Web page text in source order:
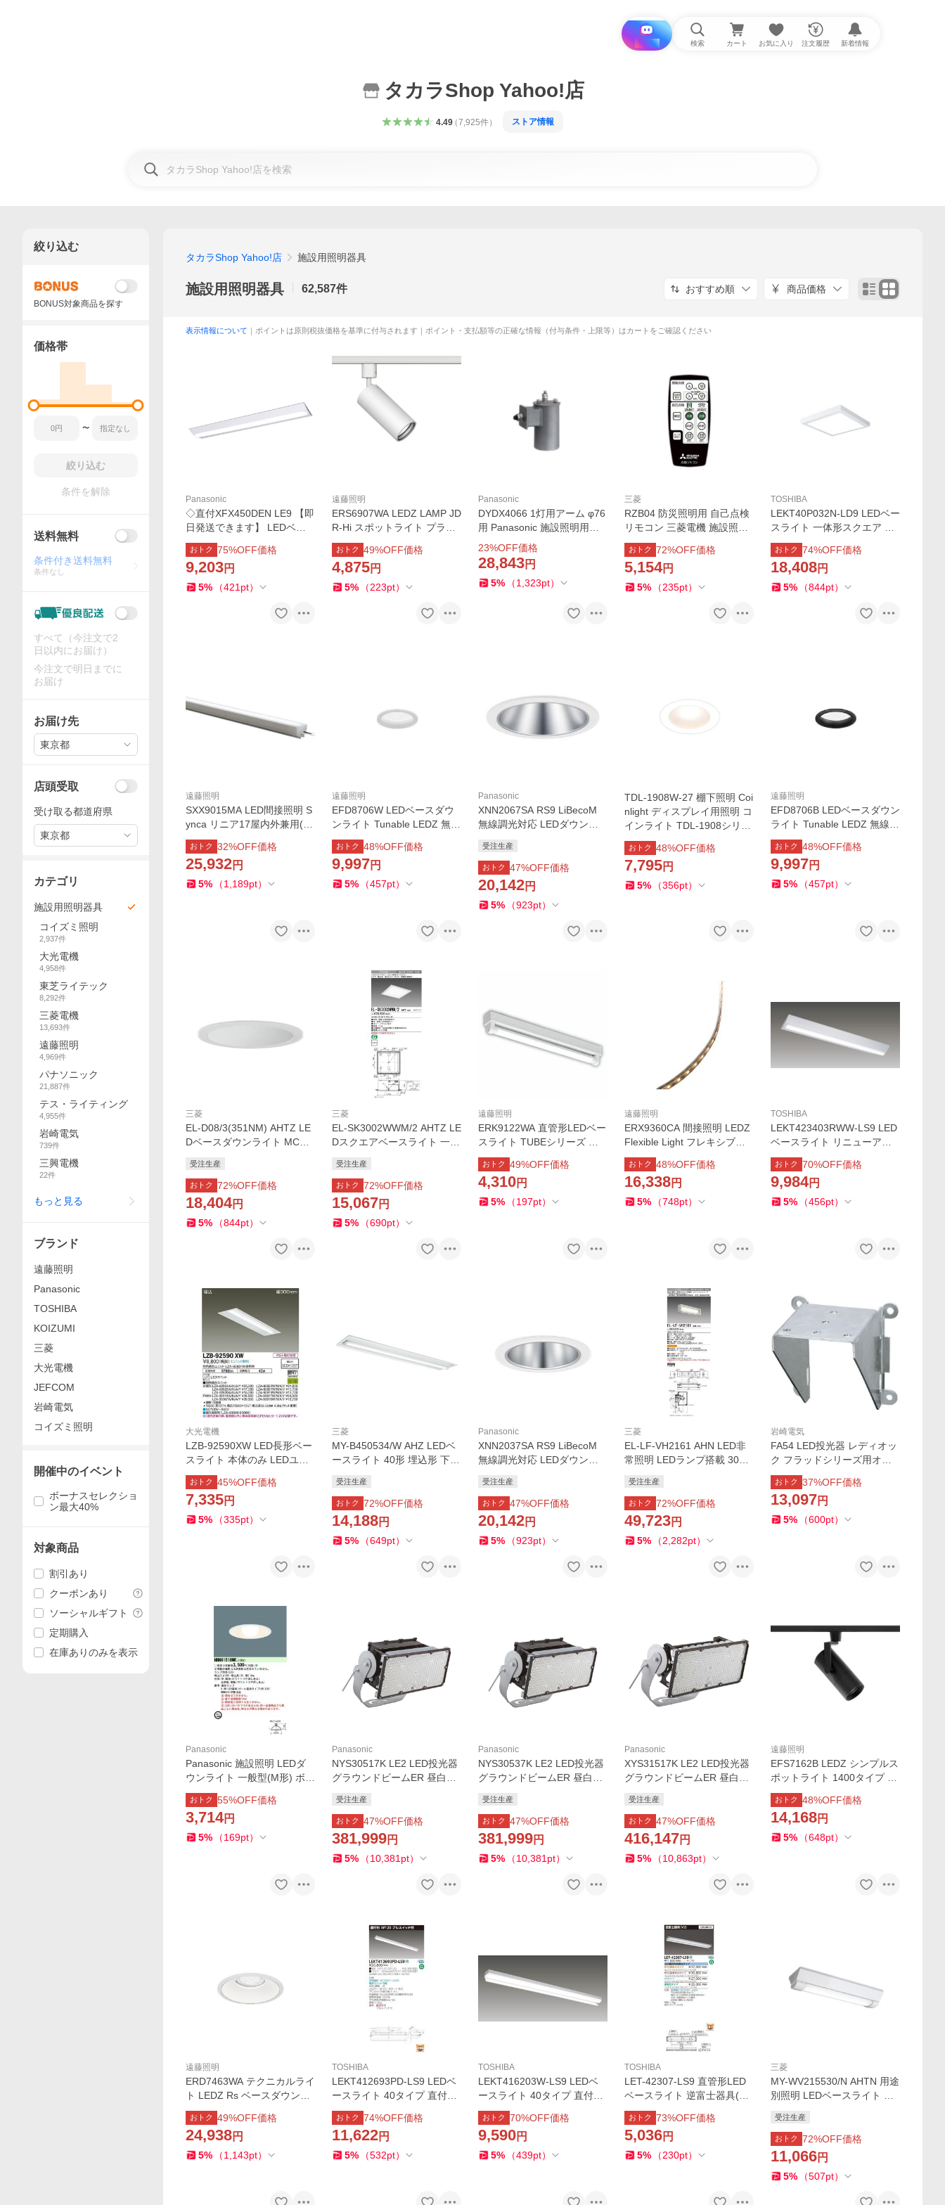
i と探す 検索 カート お気に入り 注文履歴 新着情報
タカラShop Yahoo!店
4.49（7,925件） ストア情報
タカラShop Yahoo!店 施設用照明器具
施設用照明器具 62,587件 おすすめ順 商品価格
表示情報について ｜ポイントは原則税抜価格を基準に付与されます｜ポイント・支払額等の正確な情報（付与条件・上限等）はカートをご確認ください
Panasonic
◇直付XFX450DEN LE9 【即
日発送できます】 LEDベー
スライト 直付 40形 非調光 D
スタイル/富士型 W230 Hf32
形定格出力型2灯相当 5200l
mタイプ 昼白色 Panasonic
おトク 75%OFF価格
9,203円
5% （421 pt）
遠藤照明
ERS6907WA LEDZ LAMP JD
R-Hi スポットライト プラグ
タイプ 本体のみ ランプ別売
無線調光対応 遠藤照明 施設
照明 電気工事不要
おトク 49%OFF価格
4,875円
5% （223pt）
Panasonic
DYDX4066 1灯用アーム φ76
用 Panasonic 施設照明用部
23%OFF価格
28,843円
5% （1,323pt）
三菱
RZB04 防災照明用 自己点検
リモコン 三菱電機 施設照明
部材
おトク 72%OFF価格
5,154円
5% （235pt）
TOSHIBA
LEKT40P032N-LD9 LEDベー
スライト 一体形スクエア 直
付薄形タイプ 乳白パネル □4
00タイプ 調光タイプ FHP23
形×4灯用器具相当 昼白色 東
芝ライテック 施設照明
おトク 74%OFF価格
18,408円
5% （844pt）
遠藤照明
SXX9015MA LED間接照明 S
ynca リニア17屋内外兼用(電
源別置タイプ) 無線調光 調色
レクタングル配光(狭角配光)
L1500タイプ 遠藤照明 施設
照明
おトク 32%OFF価格
25,932円
5% （1,189pt）
遠藤照明
EFD8706W LEDベースダウ
ンライト Tunable LEDZ 無線
調光 調色 埋込穴φ150 高気
密SB形 700タイプ FHT24W
器具相当 60°拡散配光 浅型
遠藤照明 施設照明
おトク 48%OFF価格
9,997円
5% （457pt）
Panasonic
XNN2067SA RS9 LiBecoM
無線調光対応 LEDダウンラ
75度 拡散 光源遮光角30度 埋
込穴φ150 FHT42形1灯相当
LED200形 Panasonic
受注生産
おトク 47%OFF価格
20,142円
5% （923pt）
TDL-1908W-27 棚下照明 Coi
nlight ディスプレイ用照明 コ
インライト TDL-1908シリー
ズ AC100V 位相調光 高演色
埋込穴φ50 電球色2700K テ
ス・ライティング
おトク 48%OFF価格
7,795円
5% （356pt）
遠藤照明
EFD8706B LEDベースダウン
ライト Tunable LEDZ 無線調
光 調色 埋込穴φ150 高気密S
B形 700タイプ FHT24W器具
相当 60°拡散配光 浅型 遠藤
照明 施設照明
おトク 48%OFF価格
9,997円
5% （457pt）
三菱
EL-D08/3(351NM) AHTZ LE
Dベースダウンライト MCシ
0 HID70形相当 73°配光 深枠
タイプ 白色コーン 遮光30°
昼白色 調光可 三菱
受注生産
おトク 72%OFF価格
18,404円
5% （844pt）
三菱
EL-SK3002WWM/2 AHTZ LE
Dスクエアベースライト 一体
クラス300 FHT42形×2灯相
当 温白色 連続調光(信号制
御)三菱電機 施設照明
受注生産
おトク 72%OFF価格
15,067円
5% （690pt）
遠藤照明
ERK9122WA 直管形LEDベー
スライト TUBEシリーズ 電
源内蔵 Tunable LEDZ 無線調
光 調色 20Wタイプ 本体のみ
直付 反射笠なし器具(トラフ)
1灯用 遠藤照明
おトク 49%OFF価格
4,310円
5% （197pt）
遠藤照明
ERX9360CA 間接照明 LEDZ
Flexible Light フレキシブル
テープライト L1500タイプ
電源別売 65°×65° 拡散配光
電球色3000K 無線調光対応
遠藤照明
おトク 48%OFF価格
16,338円
5% （748pt）
TOSHIBA
LEKT423403RWW-LS9 LED
ベースライト リニューアル
器具 40タイプ 直付形 富士型
W230 非調光 一般・4000lm
タイプ FLR40形×2灯用 温白
色 東芝ライテック
おトク 70%OFF価格
9,984円
5% （456pt）
大光電機
LZB-92590XW LED長形ベー
スライト 本体のみ LEDユニ
ット別売形 40形 埋込形・幅
300mm 下面開放 大光電機
施設照明 天井照明 基礎照明
おトク 45%OFF価格
7,335円
5% （335pt）
三菱
MY-B450534/W AHZ LEDベ
ースライト 40形 埋込形 下面
ル回避形 連続調光 一般 5200
lmタイプ FHF32形×2灯定格
出力相当 白色 三菱
受注生産
おトク 72%OFF価格
14,188円
5% （649pt）
Panasonic
XNN2037SA RS9 LiBecoM
無線調光対応 LEDダウンラ
75度 拡散 光源遮光角30度 埋
込穴φ100 FHT42形1灯相当
LED200形 Panasonic
受注生産
おトク 47%OFF価格
20,142円
5% （923pt）
三菱
EL-LF-VH2161 AHN LED非
常照明 LEDランプ搭載 30分
用形 LDL20形 壁面直付形 1
灯用 壁面横付専用 1300lm F
L20形相当 昼白色 三菱
受注生産
おトク 72%OFF価格
49,723円
5% （2,282pt）
岩崎電気
FA54 LED投光器 レディオッ
ク フラッドシリーズ用オプ
ション 取付架台 コンクリー
ト柱、壁面兼用取付金具 岩
崎電気 施設照明用部材
おトク 37%OFF価格
13,097円
5% （600pt）
Panasonic
Panasonic 施設照明 LEDダ
ウンライト 一般型(M形) ボー
ル電球対応 ランプ別売タイ
プ(E26) NNN61518WK
おトク 55%OFF価格
3,714円
5% （169pt）
Panasonic
NYS30517K LE2 LED投光器
グラウンドビームER 昼白色
型 重耐塩害仕様 マルチハロ
ゲン灯Sタイプ1000形1灯相
当 Panasonic
受注生産
おトク 47%OFF価格
381,999円
5% （10,381 pt）
Panasonic
NYS30537K LE2 LED投光器
グラウンドビームER 昼白色
型 重耐塩害仕様 マルチハロ
ゲン灯Sタイプ1000形1灯相
当 Panasonic
受注生産
おトク 47%OFF価格
381,999円
5% （10,381 pt）
Panasonic
XYS31517K LE2 LED投光器
グラウンドビームER 昼白色
型 電源別置型 重耐塩害仕様
マルチハロゲン灯Sタイプ10
00形1灯相当 Panasonic
受注生産
おトク 47%OFF価格
416,147円
5% （10,863pt）
遠藤照明
EFS7162B LEDZ シンプルス
ポットライト 1400タイプ C
DM-R35W相当 プラグタイプ
12°狭角配光 アパレルホワイ
トe 温白色 遠藤照明 電気工
事不要
おトク 48%OFF価格
14,168円
5% （648pt）
遠藤照明
ERD7463WA テクニカルライ
ト LEDZ Rs ベースダウンラ
イト 白コーン 埋込穴φ300
本体のみ 電源ユニット別売 6
500/6000タイプ 50°超広角配
光 昼白色 遠藤照明
おトク 49%OFF価格
24,938円
5% （1,143pt）
TOSHIBA
LEKT412693PD-LS9 LEDベ
ースライト 40タイプ 直付形
(富士型) プルスイッチ付 W1
20 6900lmタイプ(Hf32形×2
灯用 高出力形相当) 昼光色
非調光 東芝ライテック
おトク 74%OFF価格
11,622円
5% （532pt）
TOSHIBA
LEKT416203W-LS9 LEDベ
ースライト 40タイプ 直付形
片反射笠 一般・2000lmタイ
プ(FLR40タイプ×1灯用 省電
力タイプ相当) 白色 非調光
東芝ライテック
おトク 70%OFF価格
9,590円
5% （439pt）
TOSHIBA
LET-42307-LS9 直管形LED
ベースライト 逆富士器具(V
2) LDL40形×2灯 出力固定形
非調光 本体のみ 東芝ライテ
ック 施設照明
おトク 73%OFF価格
5,036円
5% （230pt）
三菱
MY-WV215530/N AHTN 用途
別照明 LEDベースライト 防
逆富士 20形 150幅 FHF16形
×1灯高出力相当 1600lm 固定
出力 昼白色 三菱電機
受注生産
おトク 72%OFF価格
11,066円
5% （507pt）
絞り込む
BONUS対象商品を探す
価格帯
〜
絞り込む
条件を解除
送料無料
条件付き送料無料
条件なし
すべて（今注文で2
日以内にお届け）
今注文で明日までに
お届け
お届け先
東京都
店頭受取
受け取る都道府県
東京都
カテゴリ
施設用照明器具
コイズミ照明
2,937件
大光電機
4,958件
東芝ライテック
8,292件
三菱電機
13,693件
遠藤照明
4,969件
パナソニック
21,887件
テス・ライティング
4,955件
岩崎電気
739件
三興電機
22件
もっと見る
ブランド
遠藤照明
Panasonic
TOSHIBA
KOIZUMI
三菱
大光電機
JEFCOM
岩崎電気
コイズミ照明
開催中のイベント
ボーナスセレクショ
ン最大40%
対象商品
割引あり
クーポンあり
ソーシャルギフト
定期購入
在庫ありのみを表示